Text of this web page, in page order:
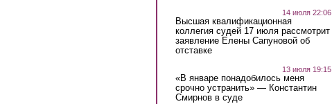
14 июля 22:06
Высшая квалификационная
коллегия судей 17 июля рассмотрит
заявление Елены Сапуновой об
отставке
13 июля 19:15
«В январе понадобилось меня
срочно устранить» — Константин
Смирнов в суде